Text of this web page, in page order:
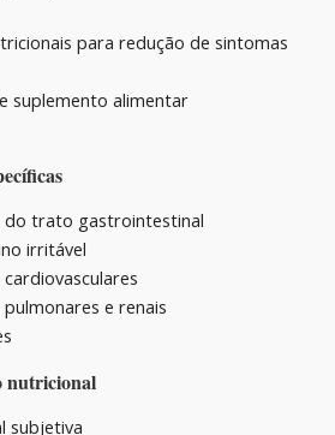
para redução de sintomas
suplemento alimentar
do trato gastrointestinal
irritável
e renais
nutricional
subjetiva